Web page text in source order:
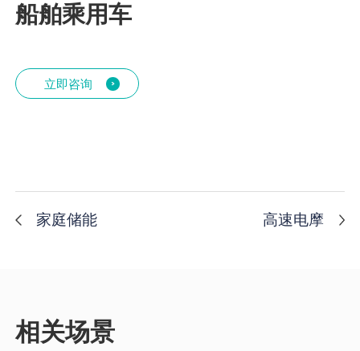
船舶乘用车
立即咨询
家庭储能 高速电摩
相关场景